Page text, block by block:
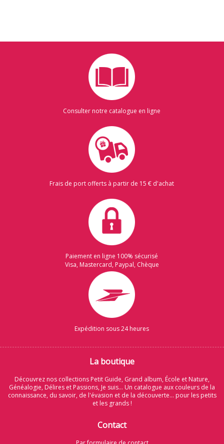
Consulter notre catalogue en ligne
Frais de port offerts à partir de 15 € d'achat
Paiement en ligne 100% sécurisé
Visa, Mastercard, Paypal, Chèque
Expédition sous 24 heures
La boutique
Découvrez nos collections Petit Guide, Grand album, École et Nature,
Généalogie, Délires et Passions, Je suis... Un catalogue aux couleurs de la
connaissance, du savoir, de l'évasion et de la découverte... pour les petits
et les grands !
Contact